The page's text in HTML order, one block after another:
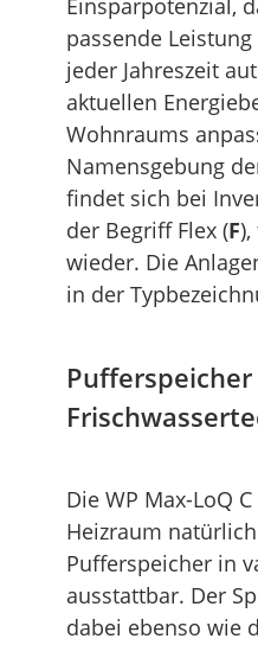
Einsparpotenzial,
passende
jeder Jahreszeit
aktuellen
Wohnraums
Namensgebung
findet sich bei
der Begriff Flex (F
wieder. Die
in der
Die WP Max-LoQ
Heizraum
Pufferspeicher in
ausstattbar. Der
dabei ebenso wie